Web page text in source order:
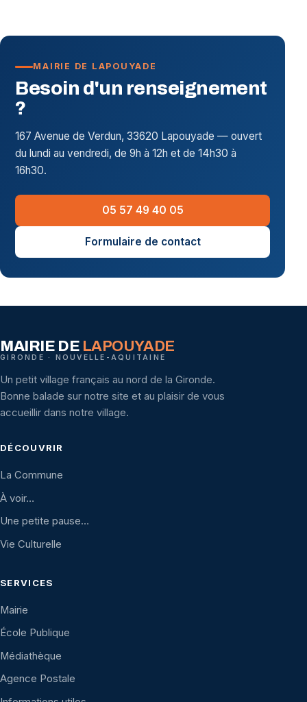
MAIRIE DE LAPOUYADE
Besoin d'un renseignement
?
167 Avenue de Verdun, 33620 Lapouyade — ouvert
du lundi au vendredi, de 9h à 12h et de 14h30 à
16h30.
05 57 49 40 05
Formulaire de contact
MAIRIE DE LAPOUYADE
GIRONDE · NOUVELLE-AQUITAINE
Un petit village français au nord de la Gironde.
Bonne balade sur notre site et au plaisir de vous
accueillir dans notre village.
DÉCOUVRIR
La Commune
À voir…
Une petite pause…
Vie Culturelle
SERVICES
Mairie
École Publique
Médiathèque
Agence Postale